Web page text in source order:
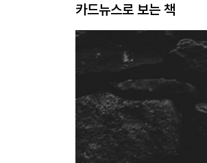
카드뉴스로 보는 책